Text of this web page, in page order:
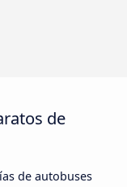
de
de autobuses